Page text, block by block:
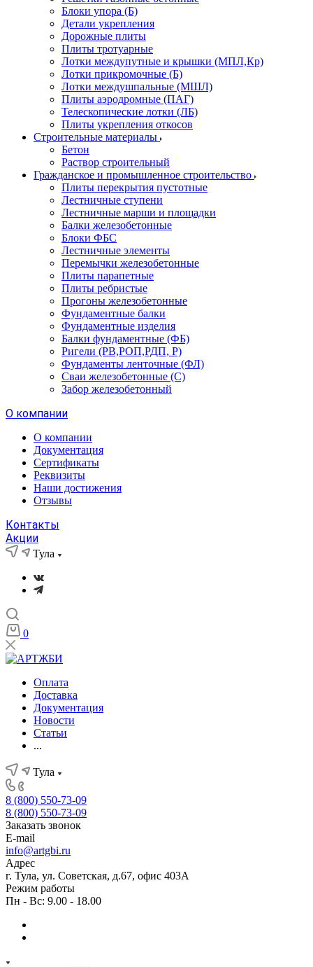
Блоки упора (Б)
Детали укрепления
Дорожные плиты
Плиты тротуарные
Лотки междупутные и крышки (МПЛ,Кр)
Лотки прикромочные (Б)
Лотки междушпальные (МШЛ)
Плиты аэродромные (ПАГ)
Телескопические лотки (ЛБ)
Плиты укрепления откосов
Строительные материалы
Бетон
Раствор строительный
Гражданское и промышленное строительство
Плиты перекрытия пустотные
Лестничные ступени
Лестничные марши и площадки
Балки железобетонные
Блоки ФБС
Лестничные элементы
Перемычки железобетонные
Плиты парапетные
Плиты ребристые
Прогоны железобетонные
Фундаментные балки
Фундаментные изделия
Балки фундаментные (ФБ)
Ригели (РВ,РОП,РДП, Р)
Фундаменты ленточные (ФЛ)
Сваи железобетонные (С)
Забор железобетонный
О компании
О компании
Документация
Сертификаты
Реквизиты
Наши достижения
Отзывы
Контакты
Акции
Тула
0
Оплата
Доставка
Документация
Новости
Статьи
...
Тула
8 (800) 550-73-09
8 (800) 550-73-09
Заказать звонок
E-mail
info@artgbi.ru
Адрес
г. Тула, ул. Советская, д.67, офис 403А
Режим работы
Пн - Вс: 9.00 - 18.00